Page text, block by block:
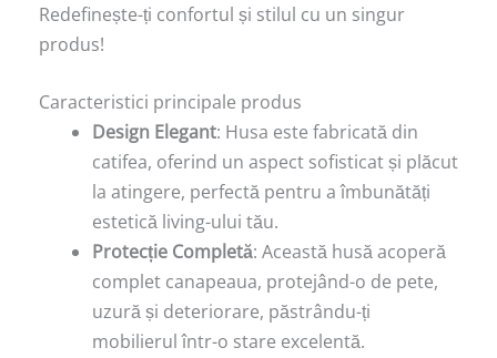
Redefinește-ți confortul și stilul cu un singur
produs!
Caracteristici principale produs
Design Elegant: Husa este fabricată din
catifea, oferind un aspect sofisticat și plăcut
la atingere, perfectă pentru a îmbunătăți
estetică living-ului tău.
Protecție Completă: Această husă acoperă
complet canapeaua, protejând-o de pete,
uzură și deteriorare, păstrându-ți
mobilierul într-o stare excelentă.